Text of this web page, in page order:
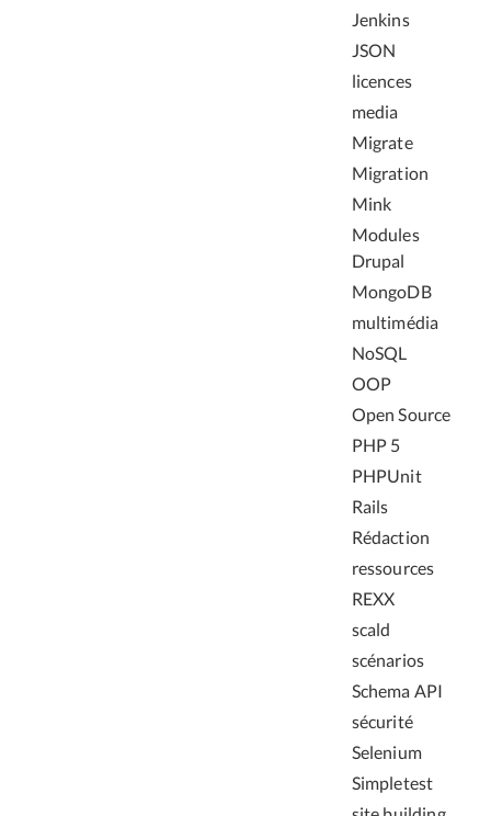
Jenkins
JSON
licences
media
Migrate
Migration
Mink
Modules
Drupal
MongoDB
multimédia
NoSQL
OOP
Open Source
PHP 5
PHPUnit
Rails
Rédaction
ressources
REXX
scald
scénarios
Schema API
sécurité
Selenium
Simpletest